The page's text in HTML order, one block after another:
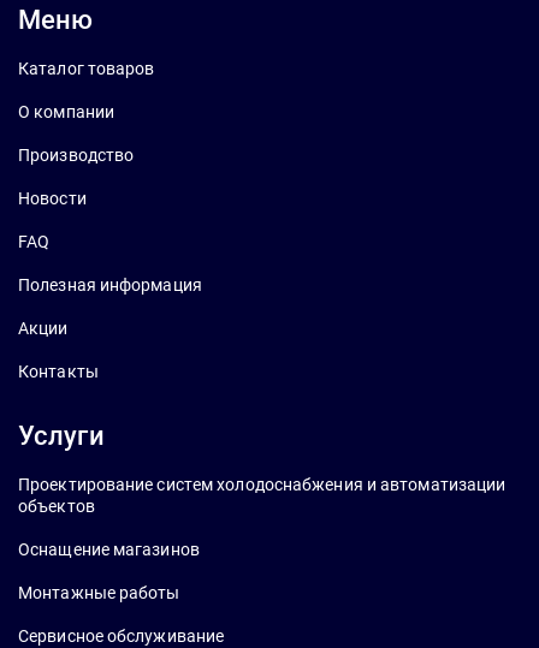
Меню
Каталог товаров
О компании
Производство
Новости
FAQ
Полезная информация
Акции
Контакты
Услуги
Проектирование систем холодоснабжения и автоматизации
объектов
Оснащение магазинов
Монтажные работы
Сервисное обслуживание